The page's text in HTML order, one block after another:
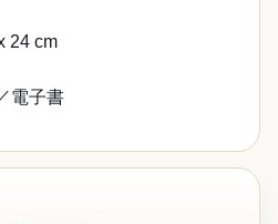
24 cm
電子書